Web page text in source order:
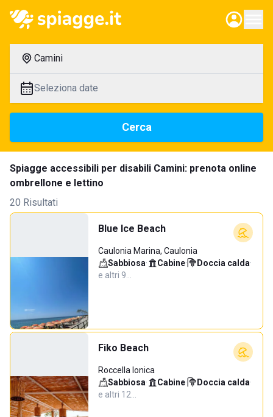
Camini
Seleziona date
Cerca
Spiagge accessibili per disabili Camini: prenota online
ombrellone e lettino
20 Risultati
Blue Ice Beach
Caulonia Marina, Caulonia
Sabbiosa· Cabine· Doccia calda·
e altri 9…
Fiko Beach
Roccella Ionica
Sabbiosa· Cabine· Doccia calda·
e altri 12…